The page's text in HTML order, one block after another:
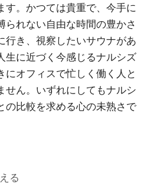
す。かつては貴重で、今手に
られない自由な時間の豊かさ
行き、視察したいサウナがあ
生に近づく今感じるナルシズ
にオフィスで忙しく働く人と
せん。いずれにしてもナルシ
の比較を求める心の未熟さで
る